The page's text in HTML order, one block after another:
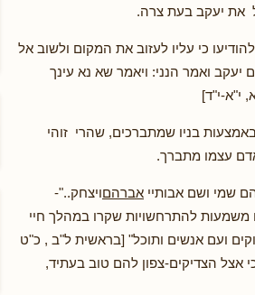
את יעקב בעת צרה.
כי עליו לעזוב את המקום ולשוב אל
ואמר הנני: ויאמר שא נא עינך
י"א-י"ד]
בניו שמתברכים, שהרי זוהי
עצמו מתברך.
שמי ושם אבותיי אברהםויצחק.."-
להתרחשויות שקרו במהלך חיי
ועם אנשים ותוכל" [בראשית ל"ב , כ"ט
הצדיקים-צפון להם טוב בעתיד,